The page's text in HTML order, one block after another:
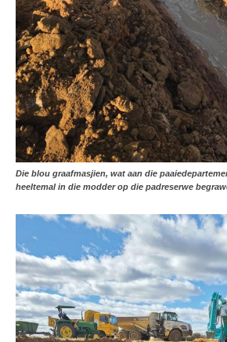
Die blou graafmasjien, wat aan die
heeltemal in die modder op die padreserwe